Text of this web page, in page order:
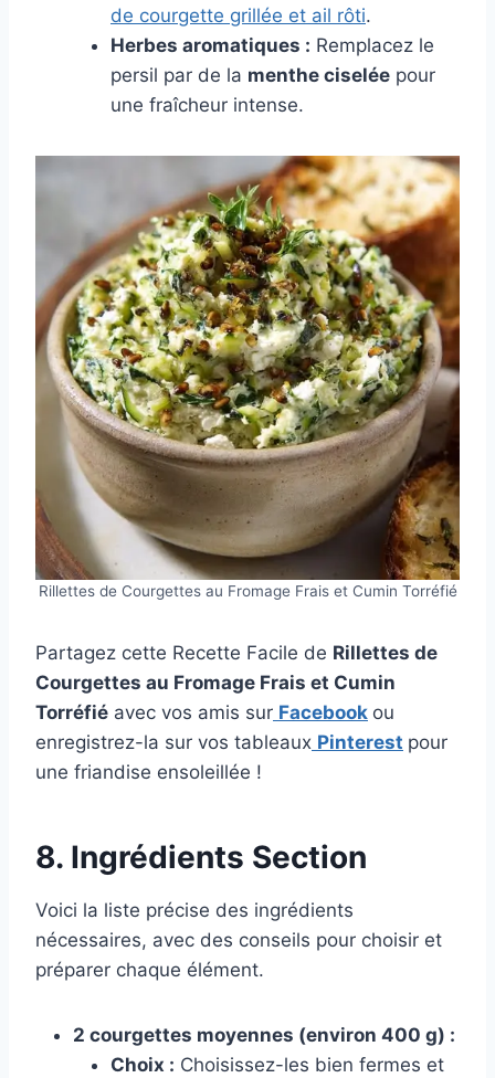
de courgette grillée et ail rôti.
Herbes aromatiques : Remplacez le
persil par de la menthe ciselée pour
une fraîcheur intense.
Rillettes de Courgettes au Fromage Frais et Cumin Torréfié
Partagez cette Recette Facile de Rillettes de
Courgettes au Fromage Frais et Cumin
Torréfié avec vos amis sur Facebook ou
enregistrez-la sur vos tableaux Pinterest pour
une friandise ensoleillée !
8. Ingrédients Section
Voici la liste précise des ingrédients
nécessaires, avec des conseils pour choisir et
préparer chaque élément.
2 courgettes moyennes (environ 400 g) :
Choix : Choisissez-les bien fermes et